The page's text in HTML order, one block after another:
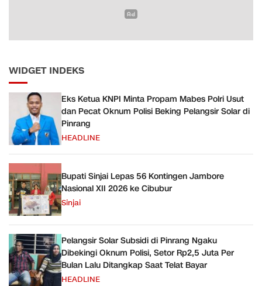
WIDGET INDEKS
Eks Ketua KNPI Minta Propam Mabes Polri Usut
dan Pecat Oknum Polisi Beking Pelangsir Solar di
Pinrang
HEADLINE
Bupati Sinjai Lepas 56 Kontingen Jambore
Nasional XII 2026 ke Cibubur
Sinjai
Pelangsir Solar Subsidi di Pinrang Ngaku
Dibekingi Oknum Polisi, Setor Rp2,5 Juta Per
Bulan Lalu Ditangkap Saat Telat Bayar
HEADLINE